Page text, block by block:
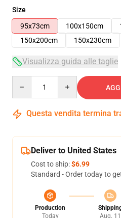
Size
95x73cm
100x150cm
150x200cm
150x230cm
Visualizza guida alle taglie
Questa vendita termina
Deliver to United States
Cost to ship:$6.99
Standard - Order today to
Production
Today
Aug. 11